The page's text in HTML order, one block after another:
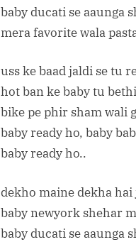
baby ducati se aaunga
mera favorite wala
uss ke baad jaldi se tu
hot ban ke baby tu
bike pe phir sham wali
baby ready ho, baby
baby ready ho..
dekho maine dekha hai
baby newyork shehar
baby ducati se aaunga